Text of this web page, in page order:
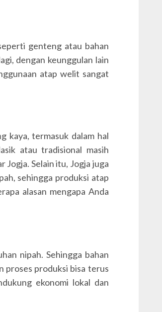
genteng atau bahan
dengan keunggulan lain
atap welit sangat
kaya, termasuk dalam hal
atau tradisional masih
Jogja. Selain itu, Jogja juga
sehingga produksi atap
alasan mengapa Anda
nipah. Sehingga bahan
proses produksi bisa terus
ekonomi lokal dan